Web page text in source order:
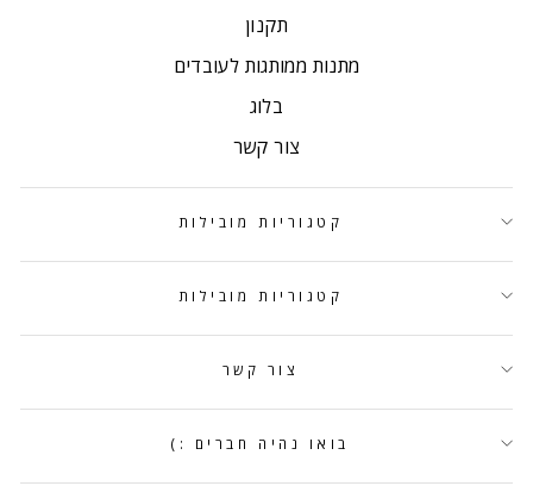
תקנון
מתנות ממותגות לעובדים
בלוג
צור קשר
קטגוריות מובילות
קטגוריות מובילות
צור קשר
בואו נהיה חברים :)